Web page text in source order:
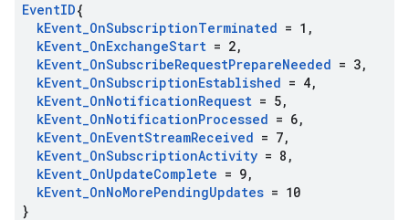
EventID{
kEvent_OnSubscriptionTerminated = 1 ,
kEvent_OnExchangeStart = 2,
kEvent_OnSubscribeRequestPrepareNeeded = 3,
kEvent_OnSubscriptionEstablished = 4,
kEvent_OnNotificationRequest = 5,
kEvent_OnNotificationProcessed = 6,
kEvent_OnEventStreamReceived = 7,
kEvent_OnSubscriptionActivity = 8 ,
kEvent_OnUpdateComplete = 9,
kEvent_OnNoMorePendingUpdates = 10
}